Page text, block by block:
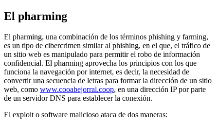
El pharming
El pharming, una combinación de los términos phishing y farming,
es un tipo de cibercrimen similar al phishing, en el que, el tráfico de
un sitio web es manipulado para permitir el robo de información
confidencial. El pharming aprovecha los principios con los que
funciona la navegación por internet, es decir, la necesidad de
convertir una secuencia de letras para formar la dirección de un sitio
web, como www.cooabejorral.coop, en una dirección IP por parte
de un servidor DNS para establecer la conexión.
El exploit o software malicioso ataca de dos maneras: